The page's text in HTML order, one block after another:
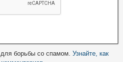
борьбы со спамом. Узнайте, как